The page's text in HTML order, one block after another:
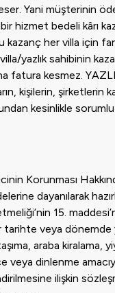
Yani müşterinin
hizmet bedeli kârı
her villa için
yazlık sahibinin
fatura kesmez.
kişilerin, şirketlerin
kesinlikle
Korunması
dayanılarak
15.
tarihte veya dönemde
araba kiralama,
veya dinlenme
ilişkin